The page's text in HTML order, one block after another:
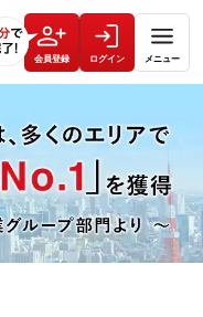
会員登録 ログイン メニュー